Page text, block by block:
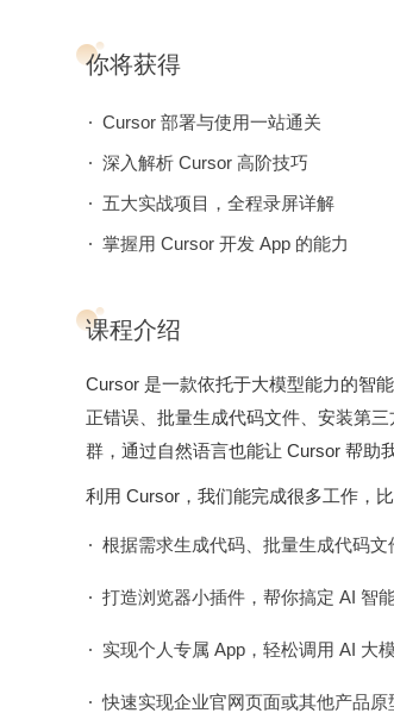
你将获得
Cursor 部署与使用一站通关
深入解析 Cursor 高阶技巧
五大实战项目，全程录屏详解
掌握用 Cursor 开发 App 的能力
课程介绍
Cursor 是一款依托于大模型能力的智
正错误、批量生成代码文件、安装第
群，通过自然语言也能让 Cursor 帮助
利用 Cursor，我们能完成很多工作，比
根据需求生成代码、批量生成代码文
打造浏览器小插件，帮你搞定 AI 智
实现个人专属 App，轻松调用 AI 大模
快速实现企业官网页面或其他产品原